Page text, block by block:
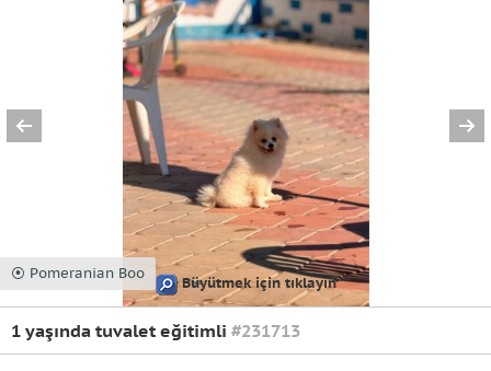
⦿ Pomeranian Boo
Büyütmek için tıklayın
1 yaşında tuvalet eğitimli #231713